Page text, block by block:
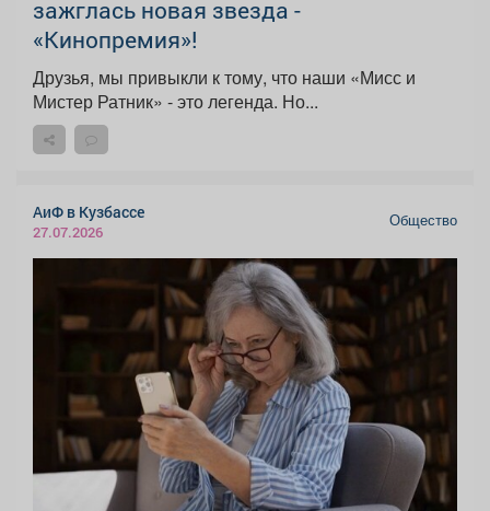
зажглась новая звезда -
«Кинопремия»!
Друзья, мы привыкли к тому, что наши «Мисс и
Мистер Ратник» - это легенда. Но...
АиФ в Кузбассе
27.07.2026
Общество